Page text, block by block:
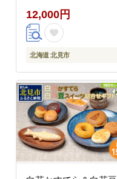
12,000円
北海道 北見市